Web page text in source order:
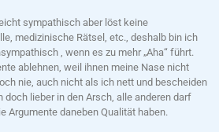
sympathisch aber löst keine
medizinische Rätsel, etc., deshalb bin ich
, wenn es zu mehr „Aha“ führt.
ablehnen, weil ihnen meine Nase nicht
nie, auch nicht als ich nett und bescheiden
doch lieber in den Arsch, alle anderen darf
Argumente daneben Qualität haben.